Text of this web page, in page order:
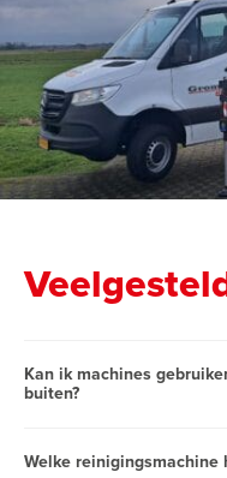
Kan ik machines
buiten?
Welke